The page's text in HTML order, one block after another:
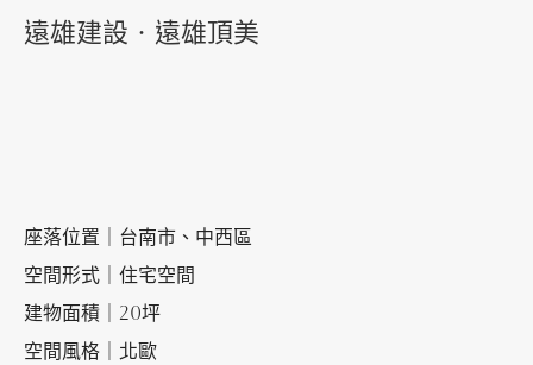
遠雄建設‧遠雄頂美
座落位置｜台南市、中西區
空間形式｜住宅空間
建物面積｜20坪
空間風格｜北歐